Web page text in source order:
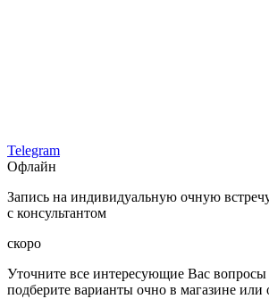
Telegram
Офлайн
Запись на индивидуальную очную
с консультантом
скоро
Уточните все интересующие Вас вопросы
подберите варианты очно в магазине или